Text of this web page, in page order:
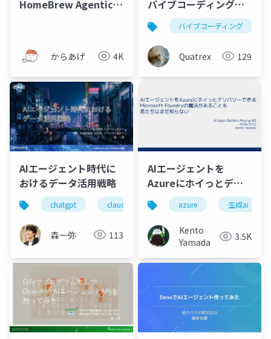
HomeBrew AgenticAI
からあげ 4K
バイブコーディング・
生成AIアプリ制作
バイブコーディング
Quatrex 129
AIエージェント時代に
おけるデータ活用戦略
chatgpt claude gemini perplexity
森一弥 113
AIエージェントを
Azureにホイっとデリ
バリーできる
Microsoft Foundryの
魔法があることを君た
ちはまだ知らない
azure 生成ai
Kento
Yamada
3.5K